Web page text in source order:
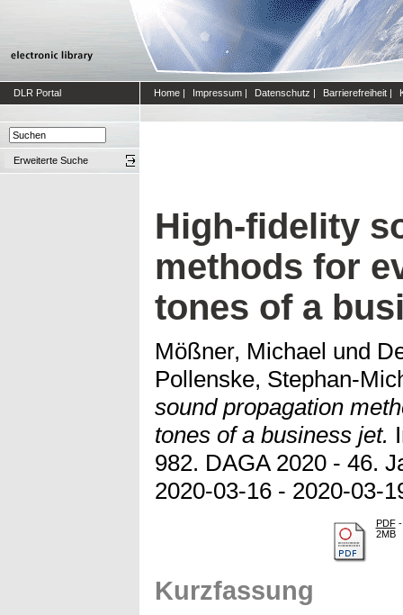
DLR Portal Home | Impressum | Datenschutz | Barrierefreiheit |
Erweiterte Suche
High-fidelity
methods for
tones of a
Mößner, Michael und
Pollenske, Stephan-
sound propagation
tones of a business jet.
982. DAGA 2020 - 46.
2020-03-16 - 2020-03-
PDF-
2MB
Kurzfassung